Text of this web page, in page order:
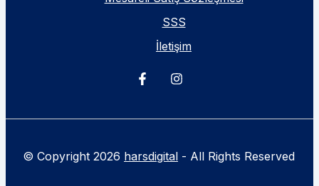
SSS
İletişim
© Copyright 2026 harsdigital - All Rights Reserved